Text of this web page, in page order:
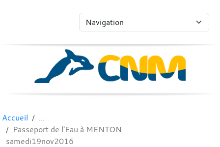
Accueil
Passeport de l'Eau à MENTON
samedi19nov2016